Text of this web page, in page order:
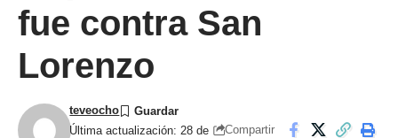
fue contra San
Lorenzo
Última actualización: 28 de
teveocho
Compartir